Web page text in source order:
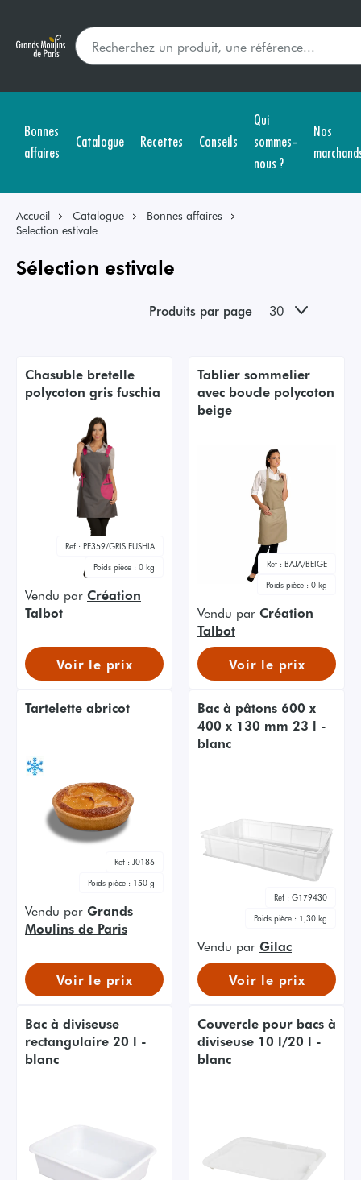
Bonnes
affaires
Catalogue Recettes Conseils
Qui
sommes-
nous ?
Nos
Accueil Catalogue
Bonnes affaires
Selection estivale
Sélection estivale
Produits par page 30
Chasuble bretelle
polycoton gris fuschia
Ref : PF359/GRIS.FUSHIA
Poids pièce : 0 kg
Vendu par Création
Talbot
Voir le prix
Tablier sommelier
avec boucle polycoton
beige
Ref : BAJA/BEIGE
Poids pièce : 0 kg
Vendu par Création
Talbot
Voir le prix
Tartelette abricot
Ref : J0186
Poids pièce : 150 g
Vendu par Grands
Moulins de Paris
Voir le prix
Bac à pâtons 600 x
400 x 130 mm 23 l -
blanc
Ref : G179430
Poids pièce : 1,30 kg
Vendu par Gilac
Voir le prix
Bac à diviseuse
rectangulaire 20 l -
blanc
Couvercle pour bacs à
diviseuse 10 l/20 l -
blanc